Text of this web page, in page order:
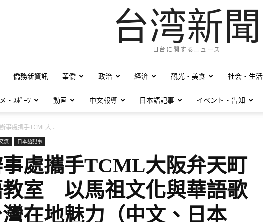
台湾新聞
日台に関するニュース
僑務新資訊 華僑 政治 経済 観光・美食 社会・生活
・ｽﾎﾟｰﾂ 動画 中文報導 日本語記事 イベント・告知
事處攜手TCML大...
流 日本語記事
處攜手TCML大阪弁天町
教室 以馬祖文化與華語歌
在地魅力（中文、日本